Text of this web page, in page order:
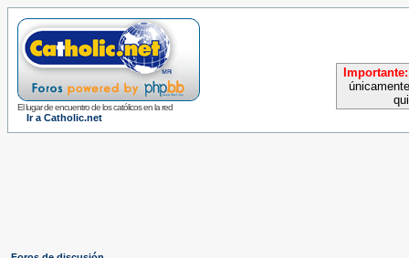
El lugar de encuentro de los católicos en la red
Ir a Catholic.net
Importante: